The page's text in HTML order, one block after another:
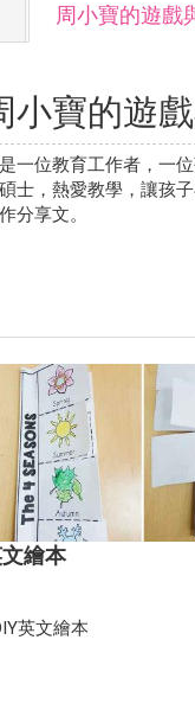
周小寶的遊戲
小寶的遊
一位教育工作者，一
士，熱愛教學，讓孩
分享文。
繪本
英文繪本